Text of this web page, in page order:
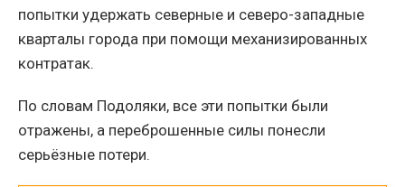
попытки удержать северные и северо-западные
кварталы города при помощи механизированных
контратак.
По словам Подоляки, все эти попытки были
отражены, а переброшенные силы понесли
серьёзные потери.